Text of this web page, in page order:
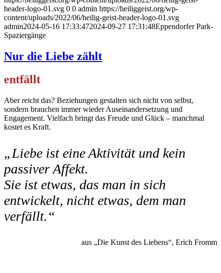
header-logo-01.svg 0 0 admin https://heiliggeist.org/wp-
content/uploads/2022/06/heilig-geist-header-logo-01.svg
admin2024-05-16 17:33:472024-09-27 17:31:48Eppendorfer Park-
Spaziergänge
Nur die Liebe zählt
entfällt
Aber reicht das? Beziehungen gestalten sich nicht von selbst,
sondern brauchen immer wieder Auseinandersetzung und
Engagement. Vielfach bringt das Freude und Glück – manchmal
kostet es Kraft.
„Liebe ist eine Aktivität und kein
passiver Affekt.
Sie ist etwas, das man in sich
entwickelt, nicht etwas, dem man
verfällt.“
aus „Die Kunst des Liebens“, Erich Fromm